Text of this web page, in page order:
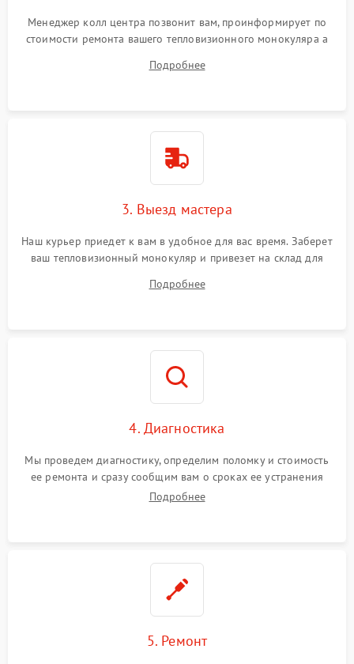
Менеджер колл центра позвонит вам, проинформирует по
стоимости ремонта вашего тепловизионного монокуляра а
Подробнее
3. Выезд мастера
Наш курьер приедет к вам в удобное для вас время. Заберет
ваш тепловизионный монокуляр и привезет на склад для
Подробнее
4. Диагностика
Мы проведем диагностику, определим поломку и стоимость
ее ремонта и сразу сообщим вам о сроках ее устранения
Подробнее
5. Ремонт